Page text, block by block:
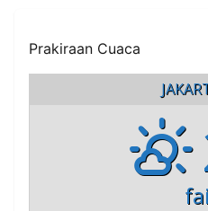
Prakiraan Cuaca